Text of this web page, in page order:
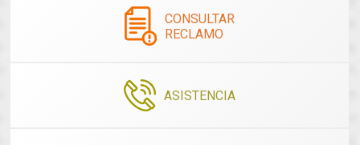
CONSULTAR
RECLAMO
ASISTENCIA